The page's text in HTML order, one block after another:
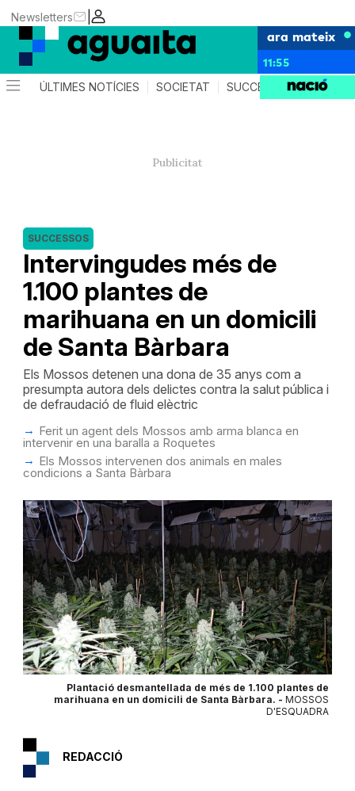
|
Newsletters
ara mateix
11:55
ÚLTIMES NOTÍCIES SOCIETAT SUCCESSOS AGENDA
Intervingudes més de
1.100 plantes de
marihuana en un domicili
de Santa Bàrbara
SUCCESSOS
Els Mossos detenen una dona de 35 anys com a
presumpta autora dels delictes contra la salut pública i
de defraudació de fluid elèctric
Ferit un agent dels Mossos amb arma blanca en
intervenir en una baralla a Roquetes
Els Mossos intervenen dos animals en males
condicions a Santa Bàrbara
Plantació desmantellada de més de 1.100 plantes de
marihuana en un domicili de Santa Bàrbara. - MOSSOS
D'ESQUADRA
REDACCIÓ